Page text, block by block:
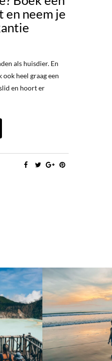
en neem je
als huisdier. En
heel graag een
en hoort er